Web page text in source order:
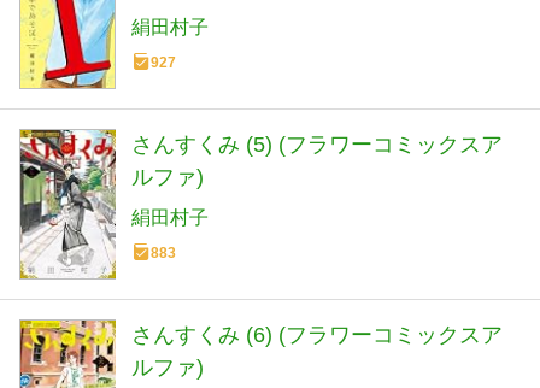
絹田村子
927
さんすくみ (5) (フラワーコミックスア
ルファ)
絹田村子
883
さんすくみ (6) (フラワーコミックスア
ルファ)